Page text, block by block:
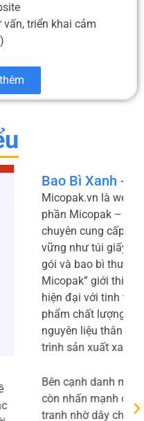
triển khai cảm
thức của Công ty Cổ
HLC Việt Nam –